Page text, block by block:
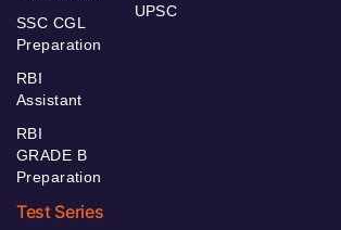
SSC CGL
Preparation
RBI
Assistant
RBI
GRADE B
Preparation
UPSC
Test Series